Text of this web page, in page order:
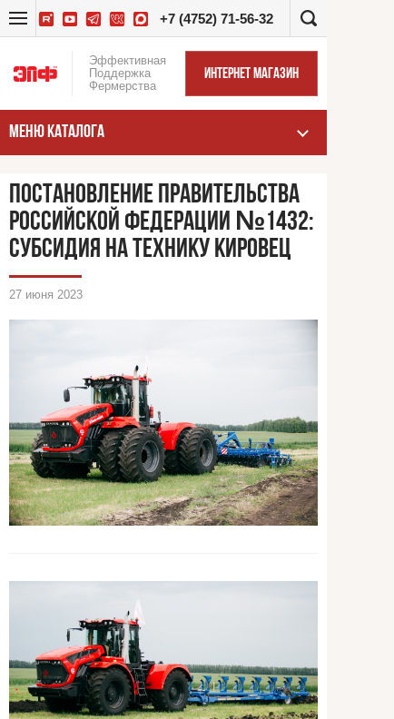
+7 (4752) 71-56-32
Эффективная
Поддержка
Фермерства
ИНТЕРНЕТ МАГАЗИН
МЕНЮ КАТАЛОГА
ПОСТАНОВЛЕНИЕ ПРАВИТЕЛЬСТВА
РОССИЙСКОЙ ФЕДЕРАЦИИ №1432:
СУБСИДИЯ НА ТЕХНИКУ КИРОВЕЦ
27 июня 2023